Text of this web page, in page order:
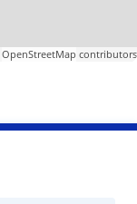
OpenStreetMap contributors